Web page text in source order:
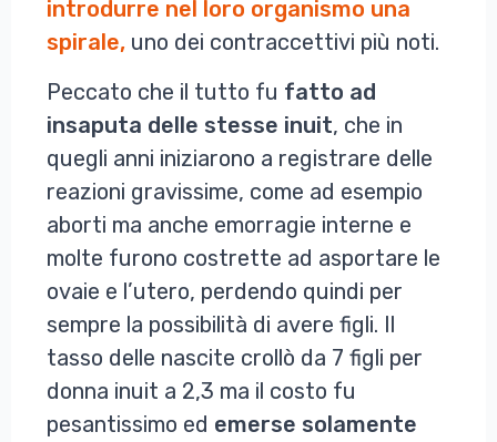
introdurre nel loro organismo una
spirale, uno dei contraccettivi più noti.
Peccato che il tutto fu fatto ad
insaputa delle stesse inuit, che in
quegli anni iniziarono a registrare delle
reazioni gravissime, come ad esempio
aborti ma anche emorragie interne e
molte furono costrette ad asportare le
ovaie e l’utero, perdendo quindi per
sempre la possibilità di avere figli. Il
tasso delle nascite crollò da 7 figli per
donna inuit a 2,3 ma il costo fu
pesantissimo ed emerse solamente